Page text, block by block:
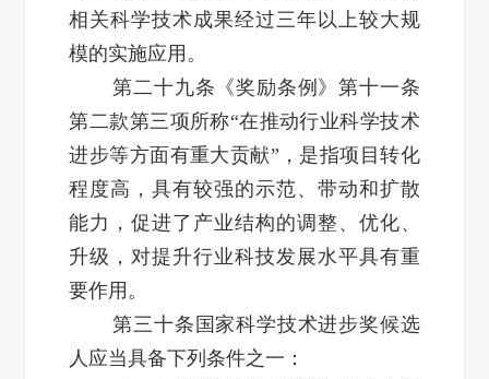
相关科学技术成果经过三年以上较大规
模的实施应用。
第二十九条《奖励条例》第十一条
第二款第三项所称“在推动行业科学技术
进步等方面有重大贡献”，是指项目转化
程度高，具有较强的示范、带动和扩散
能力，促进了产业结构的调整、优化、
升级，对提升行业科技发展水平具有重
要作用。
第三十条国家科学技术进步奖候选
人应当具备下列条件之一：